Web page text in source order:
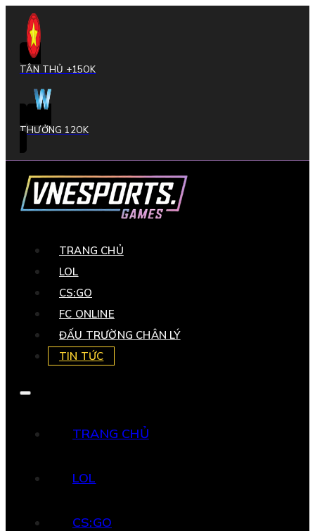
TÂN THỦ +15OK
THƯỞNG 12OK
TRANG CHỦ
LOL
CS:GO
FC ONLINE
ĐẤU TRƯỜNG CHÂN LÝ
TIN TỨC
TRANG CHỦ
LOL
CS:GO